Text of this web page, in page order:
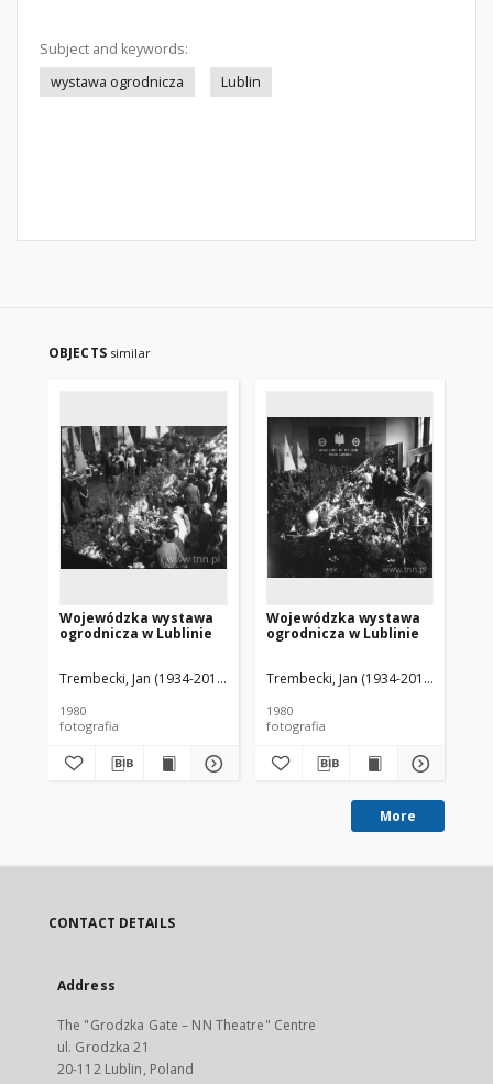
Subject and keywords:
wystawa ogrodnicza
Lublin
OBJECTS similar
Wojewódzka wystawa
ogrodnicza w Lublinie
Trembecki, Jan (1934-2017)
1980
fotografia
Wojewódzka wystawa
ogrodnicza w Lublinie
Trembecki, Jan (1934-2017)
1980
fotografia
More
CONTACT DETAILS
Address
The "Grodzka Gate – NN Theatre" Centre
ul. Grodzka 21
20-112 Lublin, Poland